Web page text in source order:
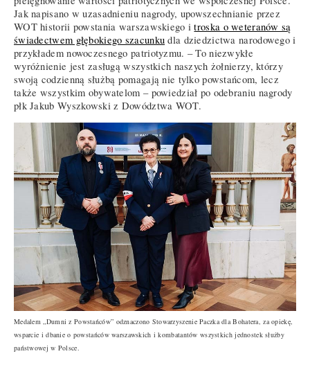
Jak napisano w uzasadnieniu nagrody, upowszechnianie przez
WOT historii powstania warszawskiego itroska o weteranów są
świadectwem głębokiego szacunku dla dziedzictwa narodowego i
przykładem nowoczesnego patriotyzmu. – To niezwykłe
wyróżnienie jest zasługą wszystkich naszych żołnierzy, którzy
swoją codzienną służbą pomagają nie tylko powstańcom, lecz
także wszystkim obywatelom – powiedział po odebraniu nagrody
płk Jakub Wyszkowski z Dowództwa WOT.
Medalem „Dumni z Powstańców” odznaczono Stowarzyszenie Paczka dla Bohatera, za opiekę,
wsparcie i dbanie o powstańców warszawskich i kombatantów wszystkich jednostek służby
państwowej w Polsce.